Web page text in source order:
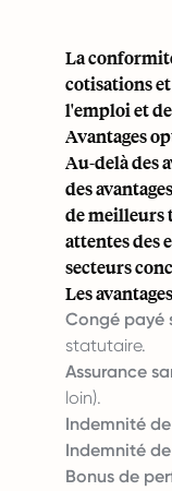
La
cotisations
l'emploi et
Avantages
Au-delà des
des
de meilleurs
attentes des
secteurs
Les
Congé payé
statutaire.
Assurance
loin).
Indemnité
Indemnité
Bonus de